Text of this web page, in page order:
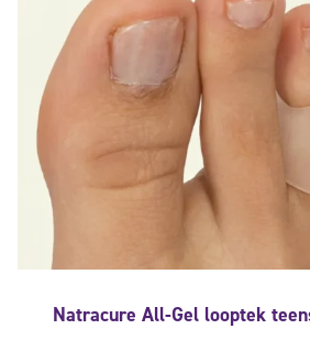
Natracure All-Gel looptek